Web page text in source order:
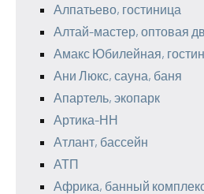
Алпатьево, гостиница
Алтай-мастер, оптовая
Амакс Юбилейная,
Ани Люкс, сауна, баня
Апартель, экопарк
Артика-НН
Атлант, бассейн
АТП
Африка, банный